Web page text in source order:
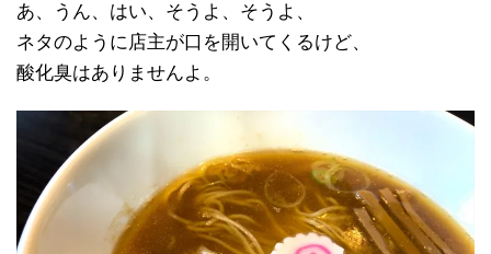
あ、うん、はい、そうよ、そうよ、
ネタのように店主が口を開いてくるけど、
酸化臭はありませんよ。